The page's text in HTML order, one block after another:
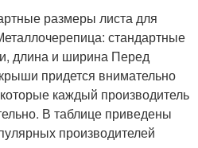
размеры листа для
стандартные
длина и ширина Перед
придется внимательно
каждый производитель
В таблице приведены
производителей